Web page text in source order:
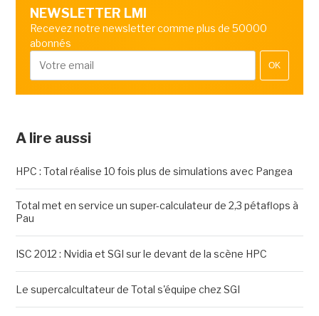
NEWSLETTER LMI
Recevez notre newsletter comme plus de 50000
abonnés
OK
A lire aussi
HPC : Total réalise 10 fois plus de simulations avec Pangea
Total met en service un super-calculateur de 2,3 pétaflops à
Pau
ISC 2012 : Nvidia et SGI sur le devant de la scène HPC
Le supercalcultateur de Total s'équipe chez SGI